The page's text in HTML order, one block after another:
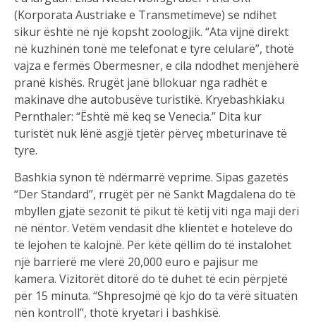
(Korporata Austriake e Transmetimeve) se ndihet
sikur është në një kopsht zoologjik. “Ata vijnë direkt
në kuzhinën tonë me telefonat e tyre celularë”, thotë
vajza e fermës Obermesner, e cila ndodhet menjëherë
pranë kishës. Rrugët janë bllokuar nga radhët e
makinave dhe autobusëve turistikë. Kryebashkiaku
Pernthaler: “Është më keq se Venecia.” Dita kur
turistët nuk lënë asgjë tjetër përveç mbeturinave të
tyre.
Bashkia synon të ndërmarrë veprime. Sipas gazetës
“Der Standard”, rrugët për në Sankt Magdalena do të
mbyllen gjatë sezonit të pikut të këtij viti nga maji deri
në nëntor. Vetëm vendasit dhe klientët e hoteleve do
të lejohen të kalojnë. Për këtë qëllim do të instalohet
një barrierë me vlerë 20,000 euro e pajisur me
kamera. Vizitorët ditorë do të duhet të ecin përpjetë
për 15 minuta. “Shpresojmë që kjo do ta vërë situatën
nën kontroll”, thotë kryetari i bashkisë.